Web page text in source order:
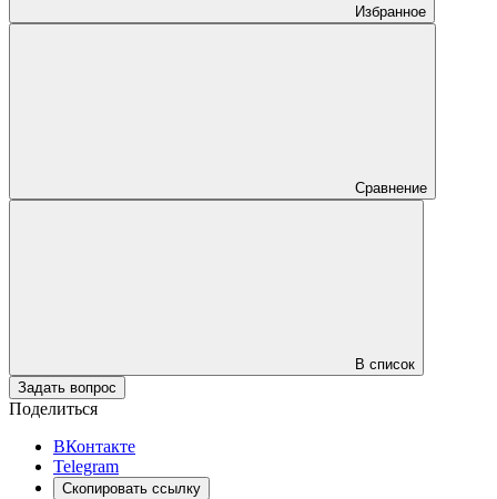
Избранное
Сравнение
В список
Задать вопрос
Поделиться
ВКонтакте
Telegram
Скопировать ссылку